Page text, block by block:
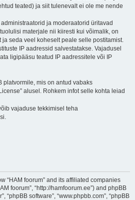
teated) ja siit tulenevalt ei ole me nende
ja moderaatorid üritavad
materjale nii kiiresti kui võimalik, on
seda veel koheselt peale selle postitamist.
IP aadressid salvestatakse. Vajadusel
ligipääsu teatud IP aadressitele või IP
platvormile, mis on antud vabaks
alusel. Rohkem infot selle kohta leiad
vajaduse tekkimisel teha
“HAM foorum” and its affiliated companies
foorum”, “http://hamfoorum.ee”) and phpBB
“phpBB software”, “www.phpbb.com”, “phpBB